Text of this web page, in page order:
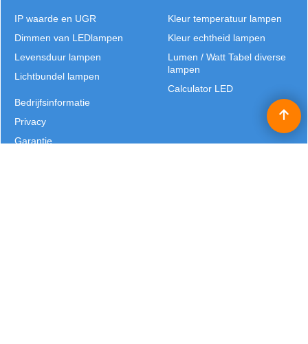
Kleur temperatuur lampen
Kleur echtheid lampen
Lumen / Watt Tabel diverse
lampen
Calculator LED
IP waarde en UGR
Dimmen van LEDlampen
Levensduur lampen
Lichtbundel lampen
Bedrijfsinformatie
Privacy
Garantie